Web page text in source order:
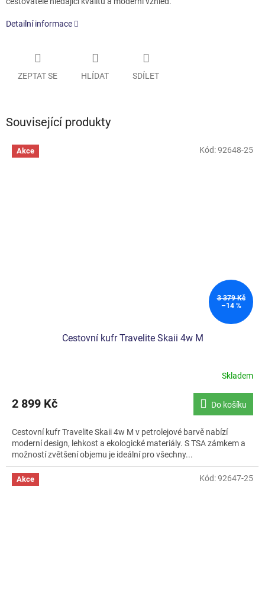
Detailní informace
ZEPTAT SE HLÍDAT SDÍLET
Související produkty
Akce
3 379 Kč
–14 %
Cestovní kufr Travelite Skaii 4w M
Skladem
2 899 Kč Do košíku
Cestovní kufr Travelite Skaii 4w M v petrolejové barvě nabízí
moderní design, lehkost a ekologické materiály. S TSA zámkem a
možností zvětšení objemu je ideální pro všechny...
Kód:92648-25
Akce Kód:92647-25